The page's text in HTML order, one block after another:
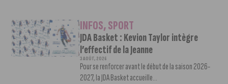
INFOS,SPORT
JDA Basket : Kevion Taylor intègre
l’effectif de la Jeanne
3 AOÛT, 2026
Pour se renforcer avant le début de la saison 2026-
2027, la JDA Basket accueille...